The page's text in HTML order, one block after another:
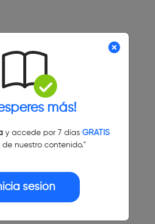
más!
y accede por 7 días GRATIS
de nuestro contenido."
sesión